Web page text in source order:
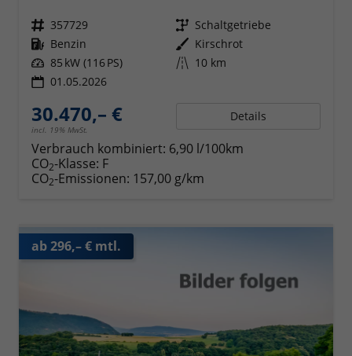
Fahrzeugnr. 357729 Getriebe Schaltgetriebe
Kraftstoff Benzin Außenfarbe Kirschrot
Leistung 85 kW (116 PS) Kilometerstand 10 km
01.05.2026
30.470,– €
incl. 19% MwSt.
Details
Verbrauch kombiniert: 6,90 l/100km
CO2-Klasse: F
CO2-Emissionen: 157,00 g/km
ab 296,– € mtl.